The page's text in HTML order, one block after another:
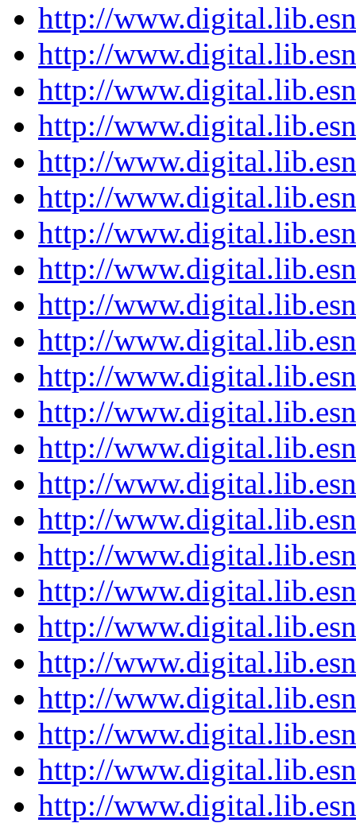
http://
http://
http://
http://
http://
http://
http://
http://
http://
http://
http://
http://
http://
http://
http://
http://
http://
http://
http://
http://
http://
http://
http://